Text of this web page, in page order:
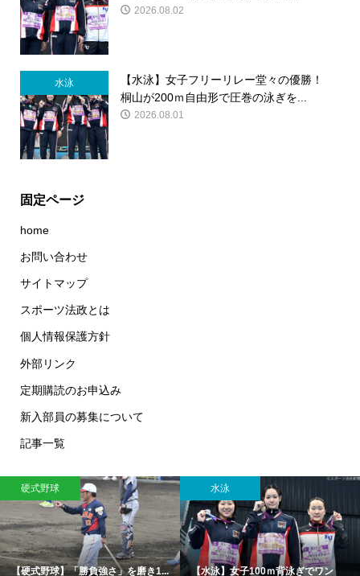
2026.08.02
水泳
【水泳】女子フリーリレー堂々の優勝！
桐山が200ｍ自由形で圧巻の泳ぎを...
2026.08.01
固定ページ
home
お問い合わせ
サイトマップ
スポーツ法政とは
個人情報保護方針
外部リンク
定期購読のお申込み
新入部員の募集について
記事一覧
硬式野球
【硬式野球】「勝負強さ」を磨き1...
水泳
【水泳】女子100ｍ背泳ぎでワン